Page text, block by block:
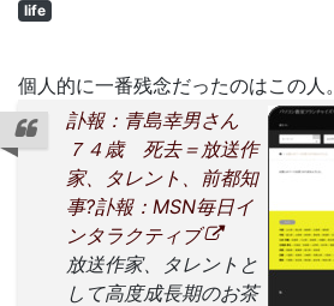
life
個人的に一番残念だったのはこの人。
訃報：青島幸男さん
７４歳 死去＝放送作
家、タレント、前都知
事?訃報：MSN毎日イ
ンタラクティブ
放送作家、タレントと
して高度成長期のお茶